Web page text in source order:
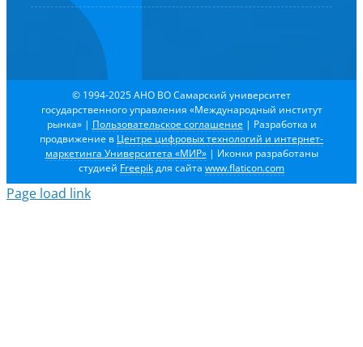
© 1994-2025 АНО ВО Самарский университет
государственного управления «Международный институт
рынка» | Пользовательское соглашение | Разработка и
продвижение в Центре цифровых технологий и интернет-
маркетинга Университета «МИР»| Иконки разработаны
студией Freepikдля сайта www.flaticon.com
Page load link